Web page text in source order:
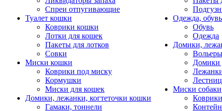
Спреи отпугивающие
Туалет кошки
Коврики кошки
Лотки для кошек
Пакеты для лотков
Совки
Миски кошки
Коврики под миску
Кормушки
Миски для кошек
Домики, лежанки, когтеточки кошки
Гамаки, тоннели
Одежда, обувь
Обувь
Одежда
Домики,
Домики
Миски собаки